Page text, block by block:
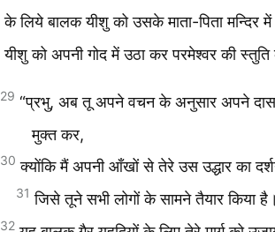
के लिये बालक यीशु को उसके माता-पिता मन्दिर में
यीशु को अपनी गोद में उठा कर परमेश्वर की स्तुति
29 “प्रभु, अब तू अपने वचन के अनुसार अपने
मुक्त कर,
30 क्योंकि मैं अपनी आँखों से तेरे उस उद्धार का
31 जिसे तूने सभी लोगों के सामने तैयार किया है।
32